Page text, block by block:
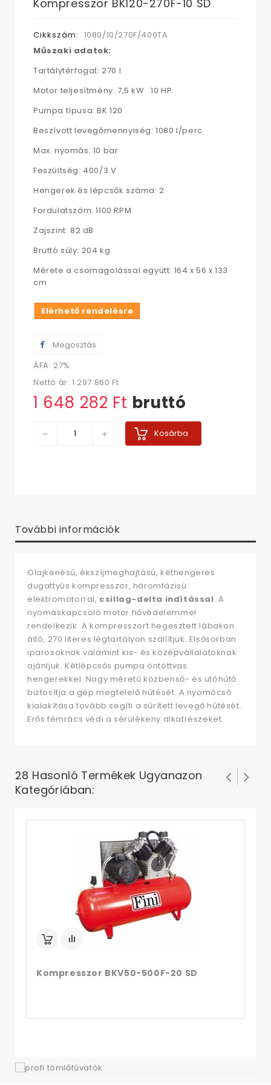
Kompresszor BK120-270F-10 SD
Cikkszám: 1080/10/270F/400TA
Műszaki adatok:
Tartálytérfogat: 270 l
Motor teljesítmény: 7,5 kW 10 HP
Pumpa típusa: BK 120
Beszívott levegőmennyiség: 1080 l/perc
Max. nyomás: 10 bar
Feszültség: 400/3 V
Hengerek és lépcsők száma: 2
Fordulatszám: 1100 RPM
Zajszint: 82 dB
Bruttó súly: 204 kg
Mérete a csomagolással együtt: 164 x 56 x 133
cm
Elérhető rendelésre
Megosztás
ÁFA: 27%
Nettó ár: 1 297 860 Ft‎
1 648 282 Ft‎ bruttó
Kosárba
További információk
Olajkenésű, ékszíjmeghajtású, kéthengeres
dugattyús kompresszor, háromfázisú
elektromotorral, csillag-delta indítással. A
nyomáskapcsoló motor hővédelemmel
rendelkezik. A kompresszort hegesztett lábakon
álló, 270 literes légtartályon szállítjuk. Elsősorban
iparosoknak valamint kis- és középvállalatoknak
ajánljuk. Kétlépcsős pumpa öntöttvas
hengerekkel. Nagy méretű közbenső- és utóhűtő
biztosítja a gép megfelelő hűtését. A nyomócső
kialakítása tovább segíti a sűrített levegő hűtését.
Erős fémrács védi a sérülékeny alkatrészeket.
28 Hasonló Termékek Ugyanazon
Kategóriában:
Kompresszor BKV50-500F-20 SD